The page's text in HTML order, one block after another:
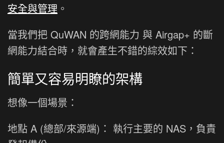
安全與管理 。
當我們把 QuWAN 的跨網能力 與 Airgap+ 的斷
網能力結合時，就會產生不錯的綜效如下：
簡單又容易明瞭的架構
想像一個場景：
地點 A (總部/來源端)： 執行主要的 NAS，負責